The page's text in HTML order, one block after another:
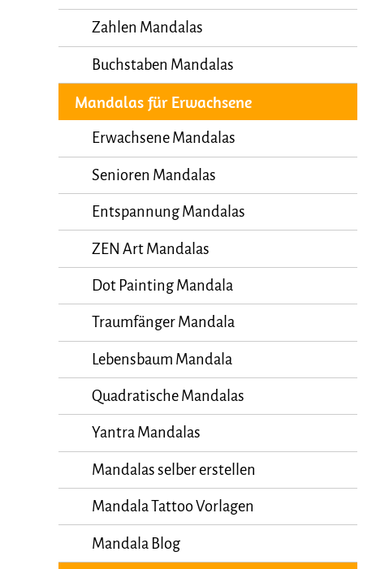
Zahlen Mandalas
Buchstaben Mandalas
Mandalas für Erwachsene
Erwachsene Mandalas
Senioren Mandalas
Entspannung Mandalas
ZEN Art Mandalas
Dot Painting Mandala
Traumfänger Mandala
Lebensbaum Mandala
Quadratische Mandalas
Yantra Mandalas
Mandalas selber erstellen
Mandala Tattoo Vorlagen
Mandala Blog